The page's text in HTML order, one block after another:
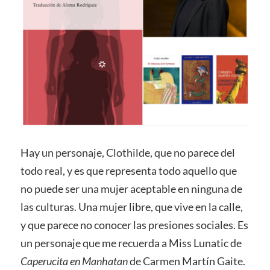
Hay un personaje, Clothilde, que no parece del
todo real, y es que representa todo aquello que
no puede ser una mujer aceptable en ninguna de
las culturas. Una mujer libre, que vive en la calle,
y que parece no conocer las presiones sociales. Es
un personaje que me recuerda a Miss Lunatic de
Caperucita en Manhatande Carmen Martín Gaite.